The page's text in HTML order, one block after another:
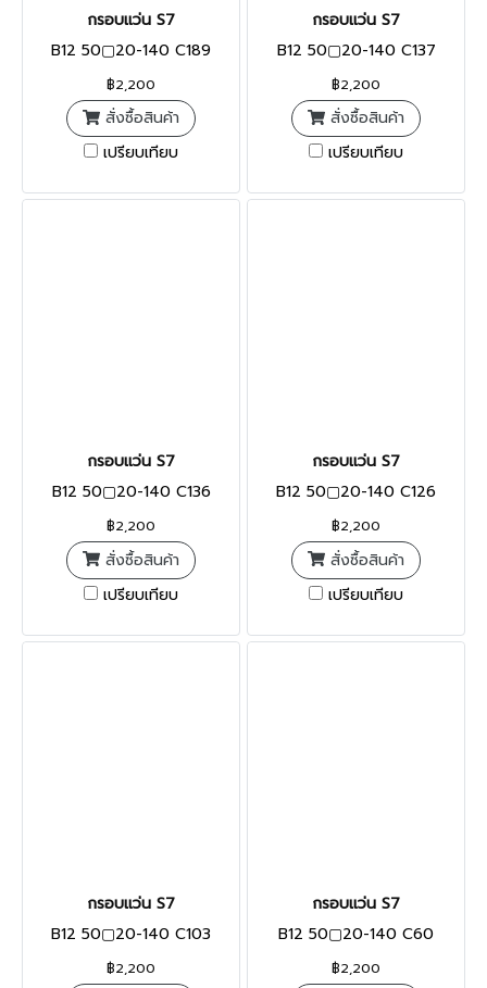
กรอบแว่น S7
B12 50▢20-140 C189
฿2,200
สั่งซื้อสินค้า
เปรียบเทียบ
กรอบแว่น S7
B12 50▢20-140 C137
฿2,200
สั่งซื้อสินค้า
เปรียบเทียบ
กรอบแว่น S7
B12 50▢20-140 C136
฿2,200
สั่งซื้อสินค้า
เปรียบเทียบ
กรอบแว่น S7
B12 50▢20-140 C126
฿2,200
สั่งซื้อสินค้า
เปรียบเทียบ
กรอบแว่น S7
B12 50▢20-140 C103
฿2,200
กรอบแว่น S7
B12 50▢20-140 C60
฿2,200